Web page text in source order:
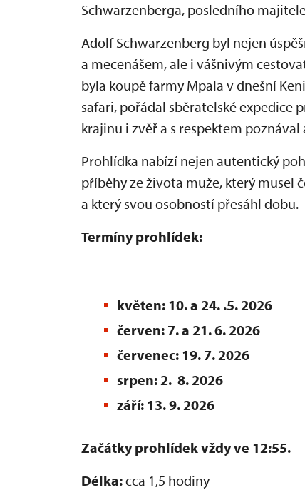
Schwarzenberga, posledního
Adolf Schwarzenberg byl nejen
a mecenášem, ale i vášnivým
byla koupě farmy Mpala v dnešní Keni
safari, pořádal sběratelské
krajinu i zvěř a s respektem
Prohlídka nabízí nejen autentický
příběhy ze života muže, který musel
a který svou osobností přesáhl dobu.
Termíny prohlídek:
květen: 10. a 24. .5. 2026
červen: 7. a 21. 6. 2026
červenec: 19. 7. 2026
srpen: 2. 8. 2026
září: 13. 9. 2026
Začátky prohlídek vždy ve 12:55.
Délka:cca 1,5 hodiny